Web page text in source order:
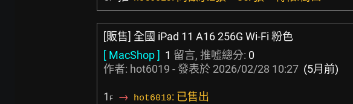
[販售] 全國 iPad 11 A16 256G Wi-Fi 粉色
[ MacShop ] 1 留言, 推噓總分: 0
作者: hot6019 - 發表於 2026/02/28 10:27 (5月前)
1 F → hot6019: 已售出